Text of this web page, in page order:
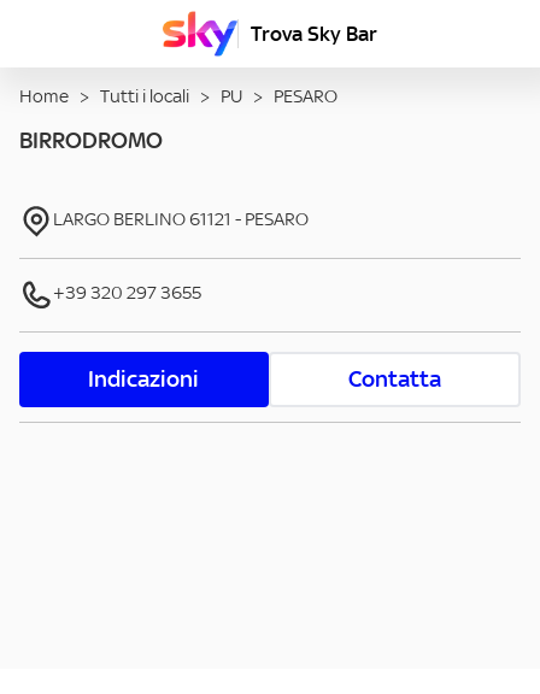
Trova Sky Bar
Home > Tutti i locali > PU > PESARO
BIRRODROMO
LARGO BERLINO61121 - PESARO
+39 320 297 3655
Indicazioni Contatta